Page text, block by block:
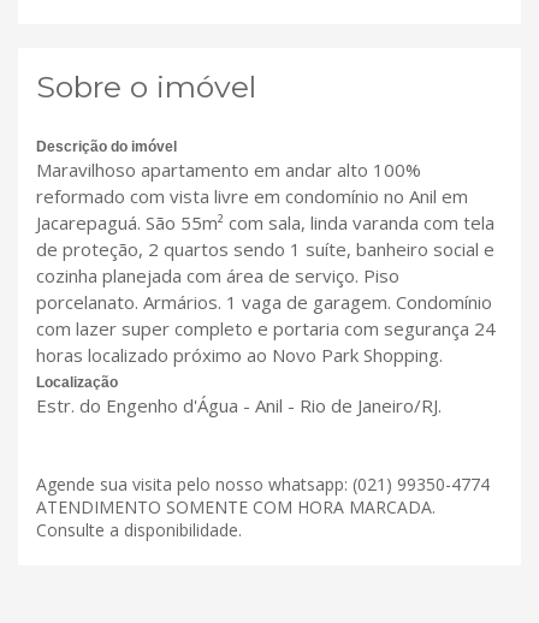
Sobre o imóvel
Descrição do imóvel
Maravilhoso apartamento em andar alto 100%
reformado com vista livre em condomínio no Anil em
Jacarepaguá. São 55m² com sala, linda varanda com tela
de proteção, 2 quartos sendo 1 suíte, banheiro social e
cozinha planejada com área de serviço. Piso
porcelanato. Armários. 1 vaga de garagem. Condomínio
com lazer super completo e portaria com segurança 24
horas localizado próximo ao Novo Park Shopping.
Localização
Estr. do Engenho d'Água - Anil - Rio de Janeiro/RJ.
Agende sua visita pelo nosso whatsapp: (021) 99350-4774
ATENDIMENTO SOMENTE COM HORA MARCADA.
Consulte a disponibilidade.